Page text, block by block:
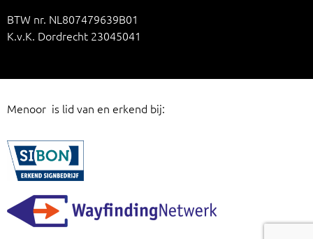
BTW nr. NL807479639B01
K.v.K. Dordrecht 23045041
Menoor is lid van en erkend bij: